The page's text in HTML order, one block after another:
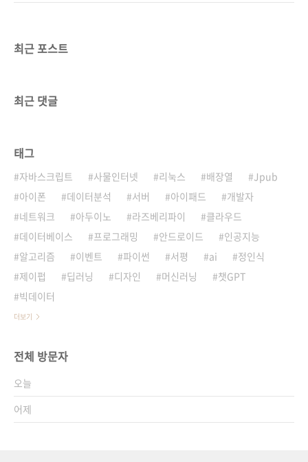
최근 포스트
최근 댓글
태그
자바스크립트 사물인터넷 리눅스 배장열
Jpub
아이폰
데이터분석 서버 아이패드
개발자
네트워크
아두이노 라즈베리파이
클라우드
데이터베이스
프로그래밍 안드로이드
인공지능
알고리즘
이벤트 파이썬 서평 ai
정인식
제이펍
딥러닝 디자인 머신러닝
챗GPT
빅데이터
더보기
전체 방문자
오늘
어제